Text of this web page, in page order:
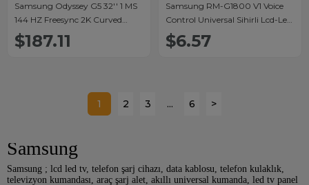
Samsung Odyssey G5 32'' 1 MS
144 HZ Freesync 2K Curved
Gaming Monitör
(C32G55TQWR)
$187.11
Samsung RM-G1800 V1 Voice
Control Universal Sihirli Lcd-Led
Tv Kumanda
$6.57
1 2 3 ... 6 >
Samsung
Samsung ; lcd led tv, telefon şarj cihazı, data kablosu, telefon kulaklık,
televizyon kumandası, araç şarj alet, akıllı universal kumanda, led tv panel